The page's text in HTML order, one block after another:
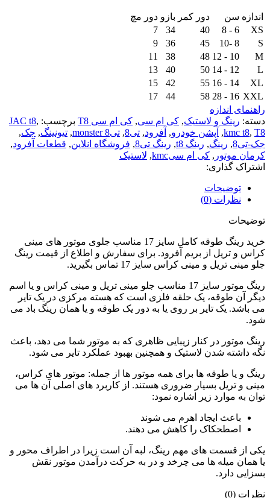
اندازه سن دور کمر بازو دور مچ
XS
6 - 8
40
34
7
S
8 -10
45
36
9
M
10 - 12
48
38
11
L
12 - 14
50
40
13
XL
14 - 16
55
42
15
XXL
16 - 28
58
44
17
راهنمای اندازه
دسته: رینگ و لاستیک, کی ام سی, کی ام سی T8 برچسب: JAC t8,
kmc t8, T8
, آپشن خودرو, آفرود, تی8 , تی8 monster , تیونینگ, جک,
جک-تی8 , رینگ, رینگ t8 , رینگ تی8 , فروشگاه انلاین, قطعات آفرود,
کرمان موتور , کی ام سیkmc , لاستیک
اشتراک گذاری:
توضیحات
نظرات (0)
توضیحات
خرید رینگ طوقه کامل سایز 17 مناسب جلوی موتور های مینی
کراس و تریل از بریم آفرود. برای سفارش و اطلاع از قیمت رینگ
جلو مینی تریل و مینی کراس سایز 17 تماس بگیرید.
رینگ موتور سایز 17 مناسب جلو مینی تریل و مینی کراس و یا اسم
دیگر آن طوقه، یک حلقه فلزی است که هسته مرکزی در یک تایر
می باشد. یک تایر بر روی یا به دور یک طوقه و یا همان رینگ باد می
شود.
رینگ موتور در کنار زیبایی ظاهری که به موتور شما می دهد، باعث
نگه داشته شدن لاستیک و همچنین بهبود عملکرد تایر می شود.
رینگ و یا طوقه ها برای همه موتور ها از جمله: موتور های کراس،
مینی و تریل بسیار ضروری هستند. از کاربرد های اصلی آن ها می
توان به موارد زیر اشاره نمود:
باعث ایجاد اهرم می شوند
اصطحکاک را کاهش می دهند.
یکی از قسمت های مهم رینگ، لبه آن است زیرا در اطراف محور و
یا همان میله ها می چرخد و در به حرکت درآمدن موتور نقش
بسزایی دارد.
نظرات (0)